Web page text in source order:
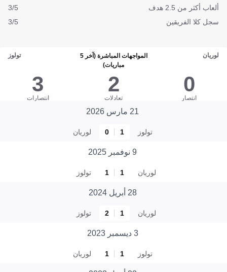
ألعاب أكثر من 2.5 هدف
3/5
سجل كلا الفريقين
3/5
لوريان
المواجهات المباشرة (آخر 5
مباريات)
تولوز
0
انتصار
2
تعادلات
3
انتصارات
21 مارس 2026
تولوز 1
0 لوريان
9 نوفمبر 2025
لوريان 1
1 تولوز
28 أبريل 2024
لوريان 1
2 تولوز
3 ديسمبر 2023
تولوز 1
1 لوريان